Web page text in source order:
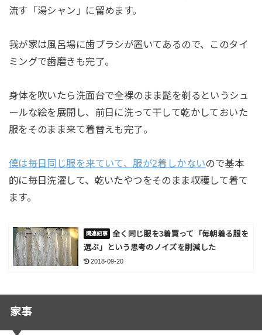
流す「湯シャン」に留めます。
我が家は風呂場に歯ブラシが置いてあるので、このタイ
ミングで歯磨きも完了。
身体を吹いたら洗面台で全裸のまま髭を剃るというシュ
ールな絵を展開し、前日に洗って干して乾かしておいた
服をそのまま来て着替えも完了。
僕は毎日同じ服を来ていて、服が2着しかないので基本
的に毎日洗濯して、乾いたやつをそのまま収穫して着て
ます。
全く同じ服を3着買って「毎朝着る服を
選ぶ」という思考のノイズを削減した
2018-09-20
家事